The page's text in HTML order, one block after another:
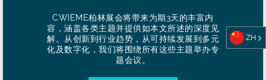
CWIEME柏林展会将带来为期3天的丰富内
容，涵盖各类主题并提供如本文所述的深度见
解。从创新到行业趋势，从可持续发展到多元
化及数字化，我们将围绕所有这些主题举办专
题会议。
ZH